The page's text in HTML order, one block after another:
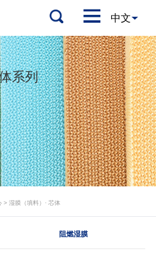
系列
> 湿膜（填料）· 芯体
阻燃湿膜